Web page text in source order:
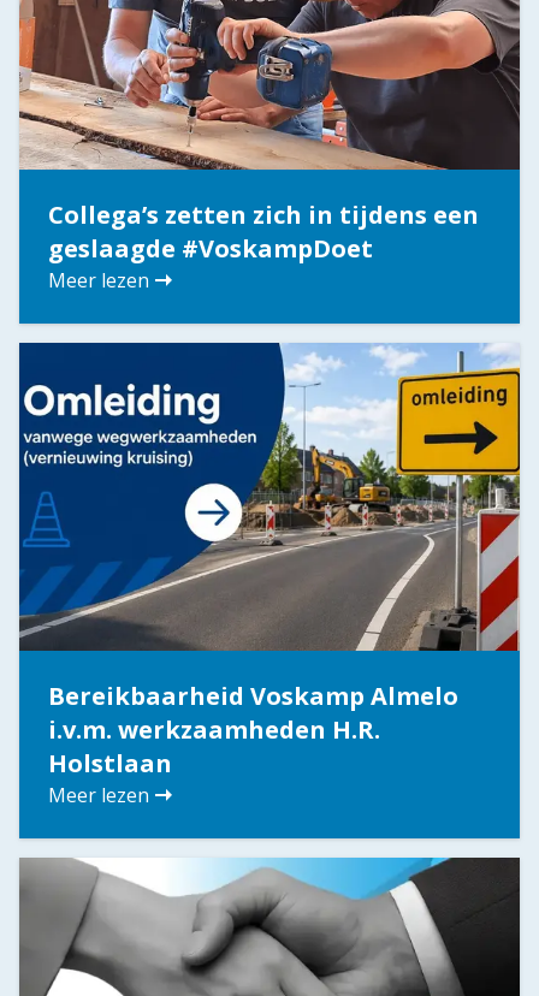
Collega’s zetten zich in tijdens een
geslaagde #VoskampDoet
Meer lezen
Bereikbaarheid Voskamp Almelo
i.v.m. werkzaamheden H.R.
Holstlaan
Meer lezen